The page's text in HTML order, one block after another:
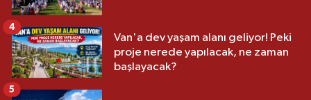
Van'a dev yaşam alanı geliyor! Peki
proje nerede yapılacak, ne zaman
başlayacak?
4
5